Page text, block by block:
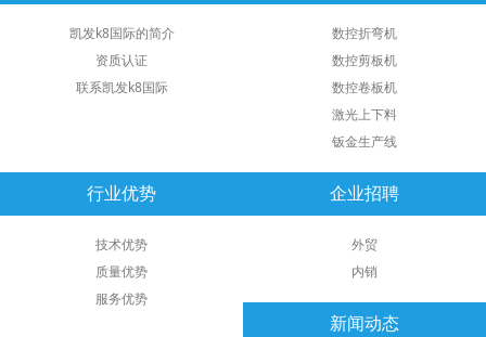
凯发k8国际的简介
资质认证
联系凯发k8国际
数控折弯机
数控剪板机
数控卷板机
激光上下料
钣金生产线
行业优势
技术优势
质量优势
服务优势
企业招聘
外贸
内销
新闻动态